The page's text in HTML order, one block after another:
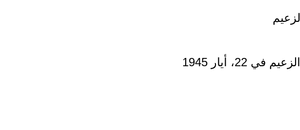
في 22، أيار 1945